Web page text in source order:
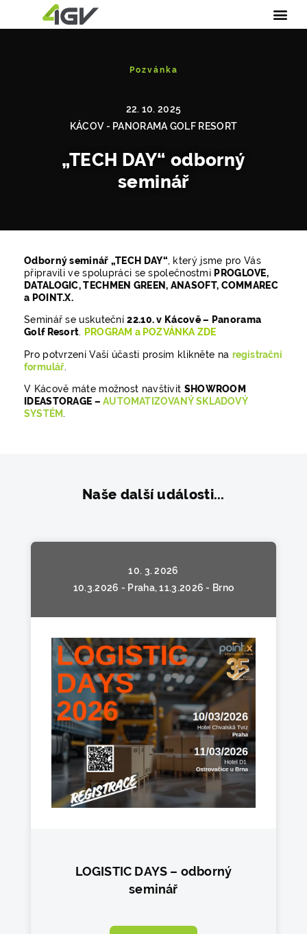
Pozvánka
22. 10. 2025
KÁCOV - PANORAMA GOLF RESORT
„TECH DAY“ odborný
seminář
Odborný seminář „TECH DAY“, který jsme pro Vás
připravili ve spolupráci se společnostmi PROGLOVE,
DATALOGIC, TECHMEN GREEN, ANASOFT, COMMAREC
a POINT.X.
Seminář se uskuteční22.10. v Kácově – Panorama
Golf Resort. PROGRAM a POZVÁNKA ZDE
Pro potvrzení Vaší účasti prosím klikněte na registrační
formulář.
V Kácově máte možnost navštívit SHOWROOM
IDEASTORAGE –AUTOMATIZOVANÝ SKLADOVÝ
SYSTÉM.
Naše další události...
10. 3. 2026
10.3.2026 - Praha, 11.3.2026 - Brno
LOGISTIC DAYS – odborný
seminář